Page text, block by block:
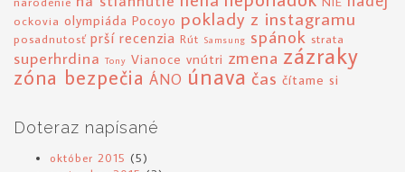
ockovia olympiáda Pocoyo poklady z instagramu
posadnutosť prší recenzia Rút Samsung spánok strata
superhrdina Tony Vianoce vnútri zmena zázraky
zóna bezpečia ÁNO únava čas čítame si
Doteraz napísané
október 2015 (5)